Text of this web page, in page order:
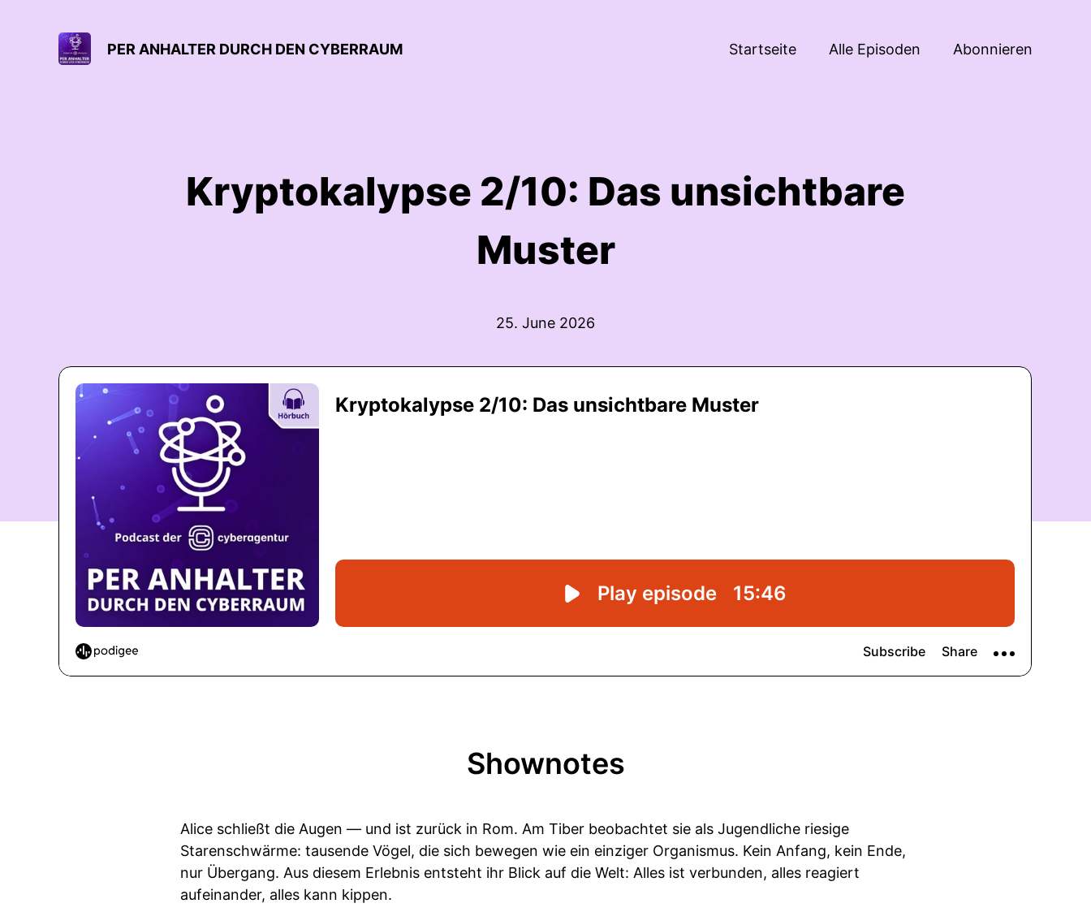
PER ANHALTER DURCH DEN CYBERRAUM Startseite Alle Episoden Abonnieren
Kryptokalypse 2/10: Das unsichtbare
Muster
25. June 2026
Shownotes
Alice schließt die Augen — und ist zurück in Rom. Am Tiber beobachtet sie als Jugendliche riesige
Starenschwärme: tausende Vögel, die sich bewegen wie ein einziger Organismus. Kein Anfang, kein Ende,
nur Übergang. Aus diesem Erlebnis entsteht ihr Blick auf die Welt: Alles ist verbunden, alles reagiert
aufeinander, alles kann kippen.